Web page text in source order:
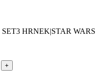
HRNEK|STAR WARS